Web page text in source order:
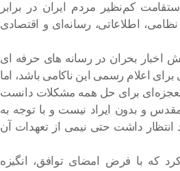
کم‌نظیر مردم ایران در برابر
اطلاعاتی، رسانه‌ای و اقتصادی
اخبار بحران در رسانه های حرفه ای
اعلام رسمی این ناکامی باشد، اما
معجزه‌ای برای حل همه مشکلات دانست
و بدون ایراد نیست و با توجه به
انتظار داشت حتی نیمی از تعهدات آن
که با فرض امضای توافق، انگیزه